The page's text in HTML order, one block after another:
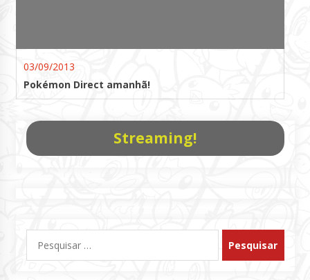
03/09/2013
Pokémon Direct amanhã!
Streaming!
por: